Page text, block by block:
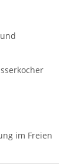
im Freien